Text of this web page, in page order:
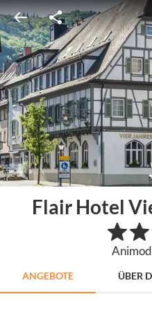
Flair Hotel
ANGEBOTE ÜBER